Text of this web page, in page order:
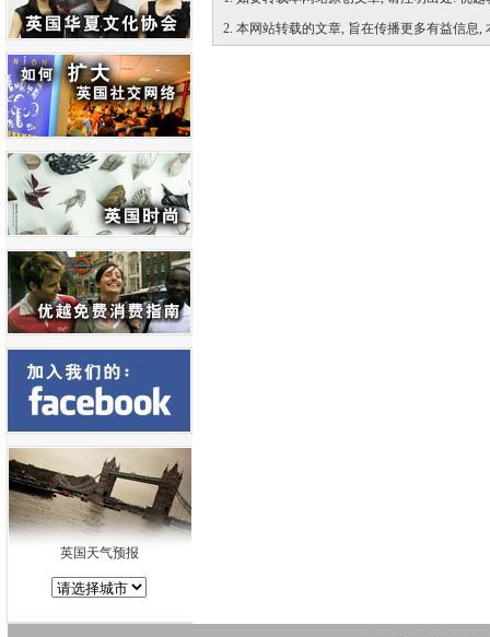
英国天气预报
2. 本网站转载的文章, 旨在传播更多有益信息,